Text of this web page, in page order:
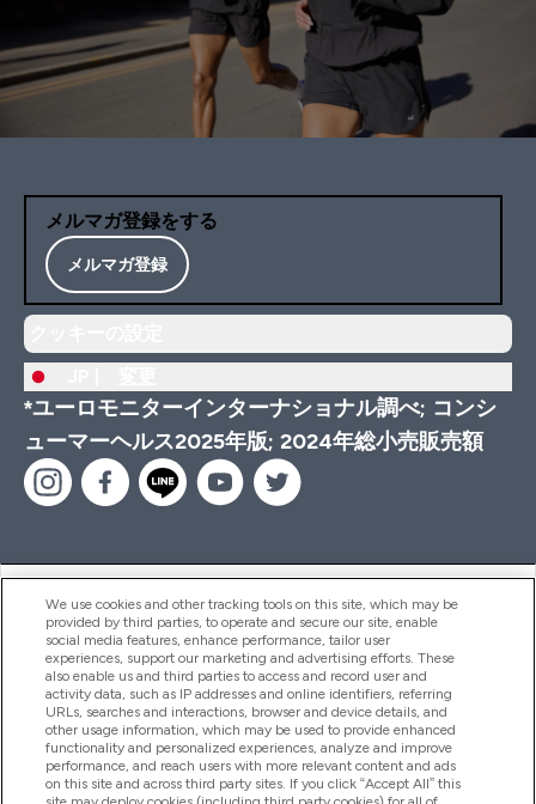
メルマガ登録をする
メルマガ登録
*ユーロモニターインターナショナル調べ; コンシ
ューマーヘルス2025年版; 2024年総小売販売額
ヘルプ＆ガイド
商品について
会社概要
We use cookies and other tracking tools on this site, which may be
provided by third parties, to operate and secure our site, enable
social media features, enhance performance, tailor user
experiences, support our marketing and advertising efforts. These
also enable us and third parties to access and record user and
activity data, such as IP addresses and online identifiers, referring
URLs, searches and interactions, browser and device details, and
other usage information, which may be used to provide enhanced
functionality and personalized experiences, analyze and improve
performance, and reach users with more relevant content and ads
on this site and across third party sites. If you click “Accept All” this